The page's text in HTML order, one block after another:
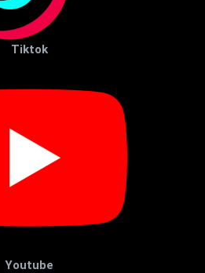
Tiktok
Youtube